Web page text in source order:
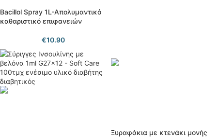
Bacillol Spray 1L-Απολυμαντικό
καθαριστικό επιφανειών
€10.90
Ξυραφάκια με κτενάκι μονής